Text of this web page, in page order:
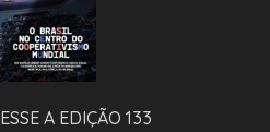
A EDIÇÃO 133